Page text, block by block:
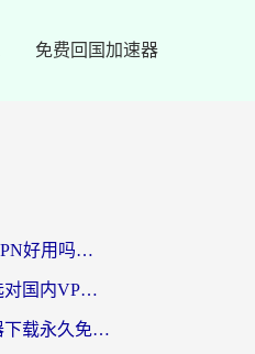
免费回国加速器
海外党必看：穿梭VPN好用吗？和云帆VPN对比哪个回国效果更好？附真实测评+避坑指南
海外党必看：如何选对国内VPN，实现无缝访问国内资源？
海外党必看：加速器下载永久免费版真的存在吗？教你无缝访问国内资源的正确姿势